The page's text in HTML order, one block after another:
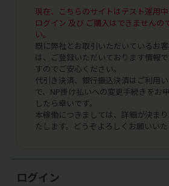
現在、こちらのサイトはテスト運用中
ログイン 及び ご購入はできませんの
い。
既に弊社とお取引いただいているお
は、ご登録いただいております情報
すのでご安心ください。
代引き決済、銀行振込決済はご利用
で、NP掛け払いへの変更手続きをお
したら幸いです。
本稼働につきましては、詳細が決ま
たします。どうぞよろしくお願いいた
ログイン